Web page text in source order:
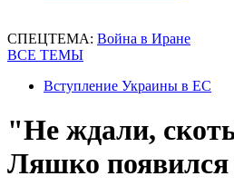
СПЕЦТЕМА: Война в Иране
ВСЕ ТЕМЫ
Вступление Украины в ЕС
"Не ждали,
Ляшко